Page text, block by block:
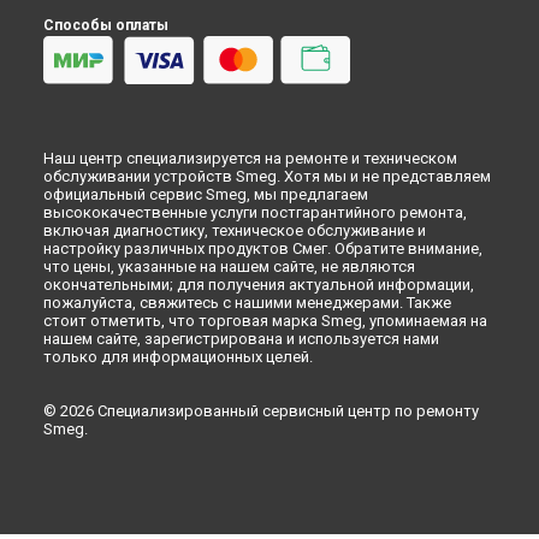
Очистка фильтров посудомоечной машины Smeg в
Кирове
Очистка фильтров посудомоечной машины Smeg в
Кемерово
Очистка фильтров посудомоечной машины Smeg в
Новокузнецке
Очистка фильтров посудомоечной машины Smeg в
Очистка фильтров посудомоечной машины Smeg в
Астрахани
Очистка фильтров посудомоечной машины Smeg в
Набережных Челнах
Очистка фильтров посудомоечной машины Smeg в
Способы оплаты
Наш центр специализируется на ремонте и техническом
обслуживании устройств Smeg. Хотя мы и не представляем
официальный сервис Smeg, мы предлагаем
высококачественные услуги постгарантийного ремонта,
включая диагностику, техническое обслуживание и
настройку различных продуктов Смег. Обратите внимание,
что цены, указанные на нашем сайте, не являются
окончательными; для получения актуальной информации,
пожалуйста, свяжитесь с нашими менеджерами. Также
стоит отметить, что торговая марка Smeg, упоминаемая на
нашем сайте, зарегистрирована и используется нами
только для информационных целей.
© 2026 Специализированный сервисный центр по ремонту
Smeg.